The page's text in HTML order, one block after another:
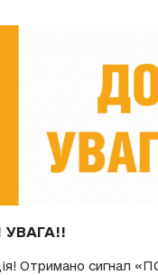
УВАГА!!
Отримано сигнал